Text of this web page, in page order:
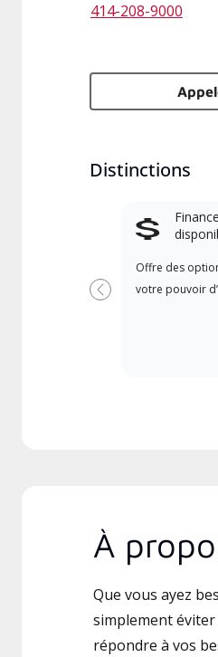
414-208-9000
Distinctions
Offre des
votre pouvoir
Previous
À
Que vous ayez
simplement
répondre à vos